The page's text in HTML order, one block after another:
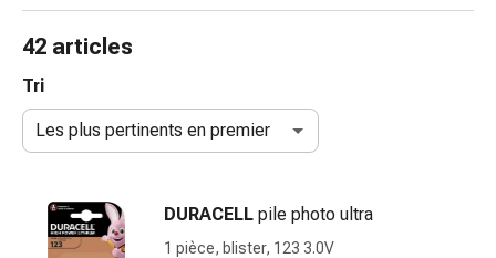
Toux
et
accessoires
42 articles
Tri
Les plus pertinents en premier
DURACELL pile photo ultra
1 pièce, blister, 123 3.0V